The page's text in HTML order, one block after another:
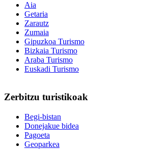
Aia
Getaria
Zarautz
Zumaia
Gipuzkoa Turismo
Bizkaia Turismo
Araba Turismo
Euskadi Turismo
Zerbitzu turistikoak
Begi-bistan
Donejakue bidea
Pagoeta
Geoparkea